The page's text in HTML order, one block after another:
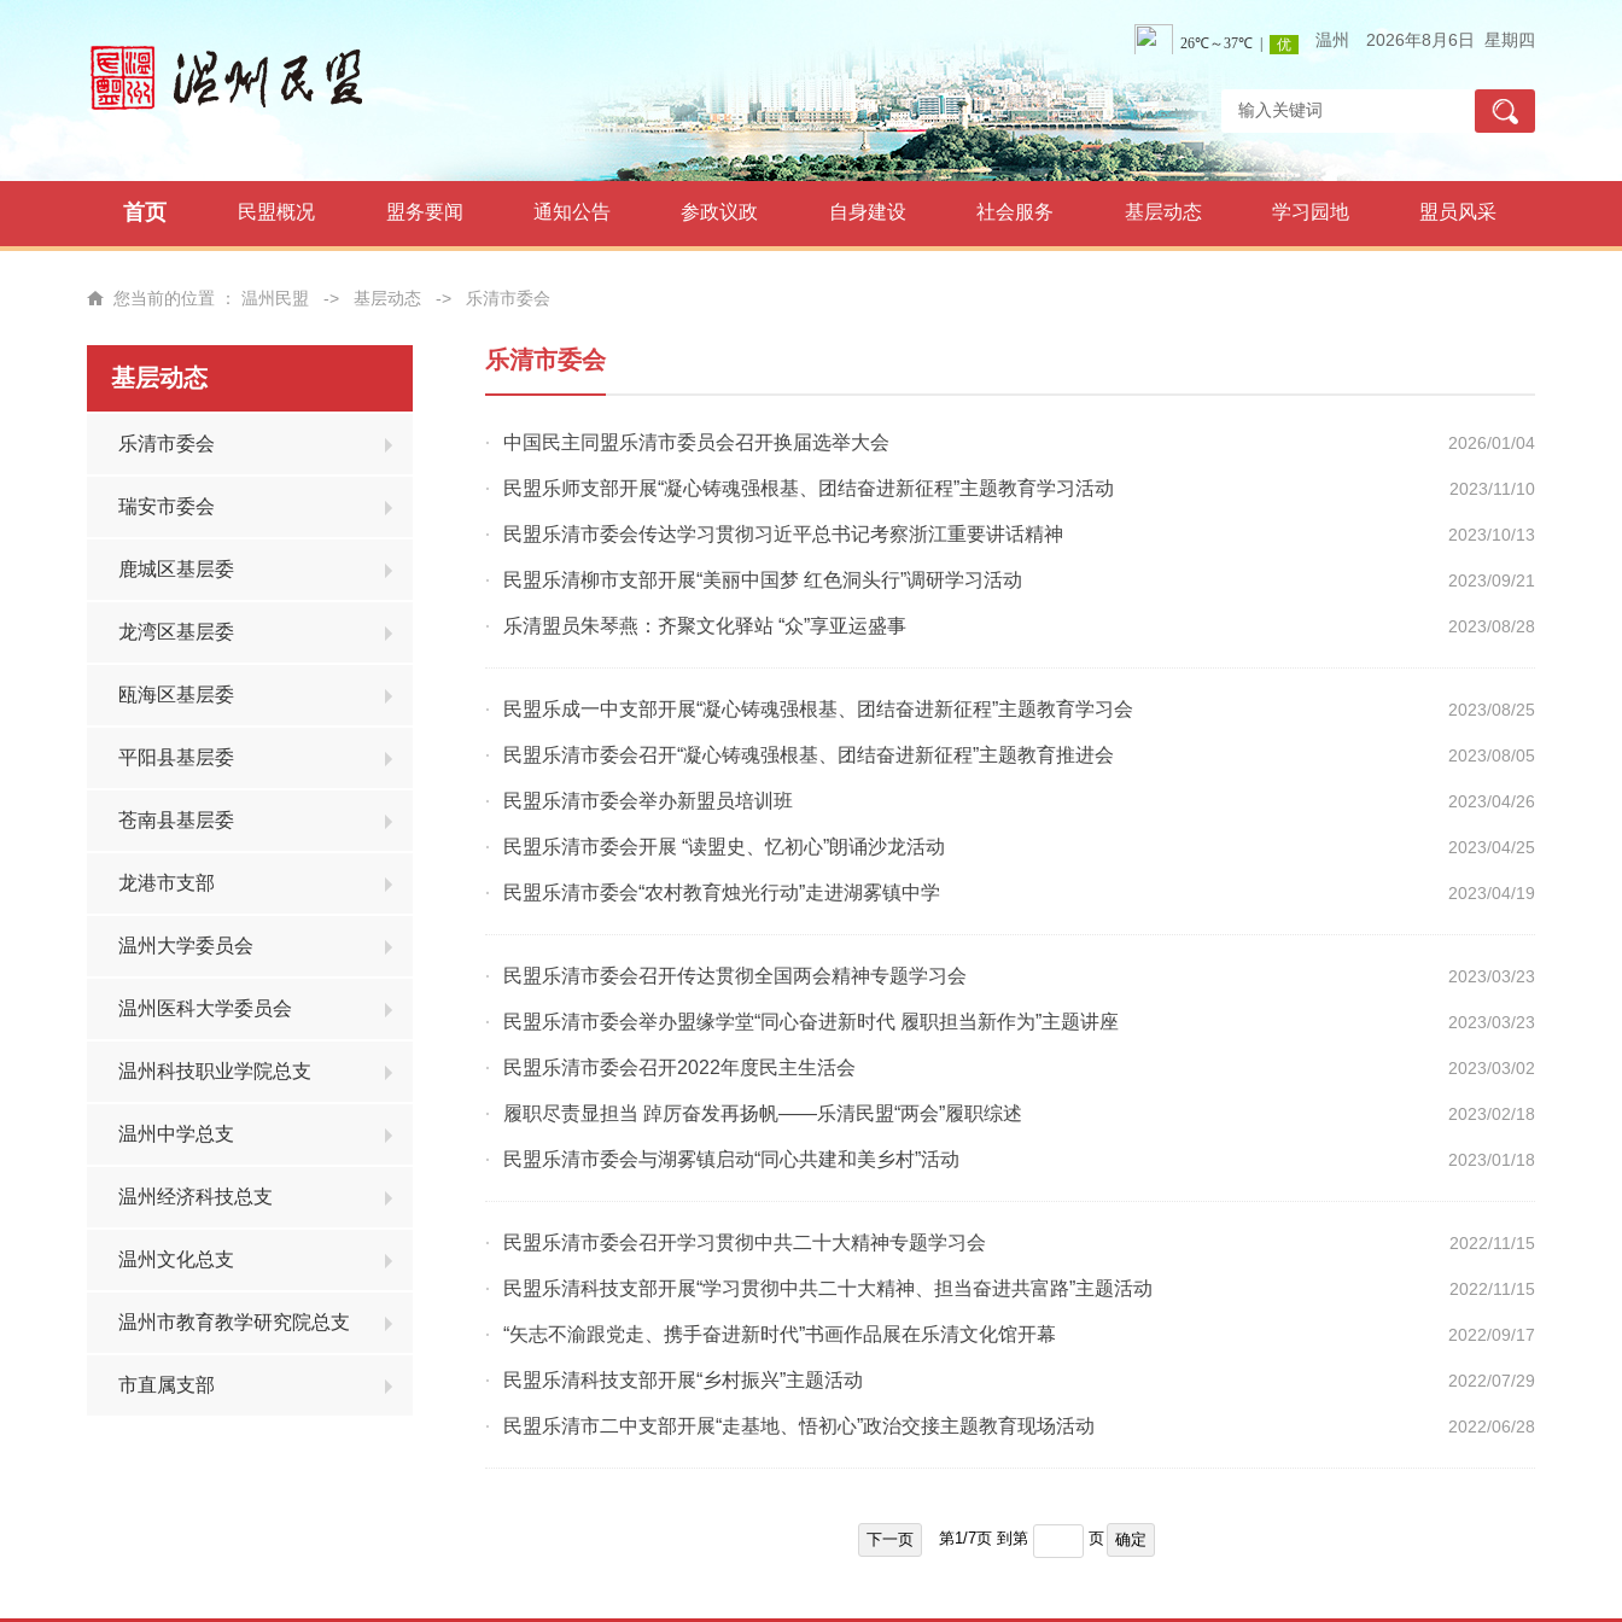
温州 2026年8月6日 星期四
首页 民盟概况 盟务要闻 通知公告 参政议政 自身建设 社会服务 基层动态 学习园地 盟员风采
您当前的位置 ： 温州民盟 -> 基层动态 -> 乐清市委会
基层动态
乐清市委会
瑞安市委会
鹿城区基层委
龙湾区基层委
瓯海区基层委
平阳县基层委
苍南县基层委
龙港市支部
温州大学委员会
温州医科大学委员会
温州科技职业学院总支
温州中学总支
温州经济科技总支
温州文化总支
温州市教育教学研究院总支
市直属支部
乐清市委会
2026/01/04
· 中国民主同盟乐清市委员会召开换届选举大会
2023/11/10
· 民盟乐师支部开展“凝心铸魂强根基、团结奋进新征程”主题教育学习活动
2023/10/13
· 民盟乐清市委会传达学习贯彻习近平总书记考察浙江重要讲话精神
2023/09/21
· 民盟乐清柳市支部开展“美丽中国梦 红色洞头行”调研学习活动
2023/08/28
· 乐清盟员朱琴燕：齐聚文化驿站 “众”享亚运盛事
2023/08/25
· 民盟乐成一中支部开展“凝心铸魂强根基、团结奋进新征程”主题教育学习会
2023/08/05
· 民盟乐清市委会召开“凝心铸魂强根基、团结奋进新征程”主题教育推进会
2023/04/26
· 民盟乐清市委会举办新盟员培训班
2023/04/25
· 民盟乐清市委会开展 “读盟史、忆初心”朗诵沙龙活动
2023/04/19
· 民盟乐清市委会“农村教育烛光行动”走进湖雾镇中学
2023/03/23
· 民盟乐清市委会召开传达贯彻全国两会精神专题学习会
2023/03/23
· 民盟乐清市委会举办盟缘学堂“同心奋进新时代 履职担当新作为”主题讲座
2023/03/02
· 民盟乐清市委会召开2022年度民主生活会
2023/02/18
· 履职尽责显担当 踔厉奋发再扬帆——乐清民盟“两会”履职综述
2023/01/18
· 民盟乐清市委会与湖雾镇启动“同心共建和美乡村”活动
2022/11/15
· 民盟乐清市委会召开学习贯彻中共二十大精神专题学习会
2022/11/15
· 民盟乐清科技支部开展“学习贯彻中共二十大精神、担当奋进共富路”主题活动
2022/09/17
· “矢志不渝跟党走、携手奋进新时代”书画作品展在乐清文化馆开幕
2022/07/29
· 民盟乐清科技支部开展“乡村振兴”主题活动
2022/06/28
· 民盟乐清市二中支部开展“走基地、悟初心”政治交接主题教育现场活动
下一页 第1/7页 到第 页 确定